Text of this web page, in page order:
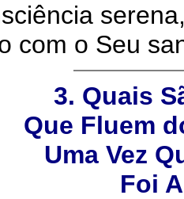
com o Seu
3. Quais
Que Fluem
Uma Vez
Foi